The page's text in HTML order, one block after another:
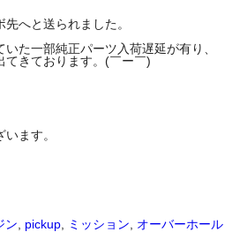
へと送られました。
た一部純正パーツ入荷遅延が有り、
てきております。(￣ー￣)
ます。
ン pickup ミッション
オーバーホール